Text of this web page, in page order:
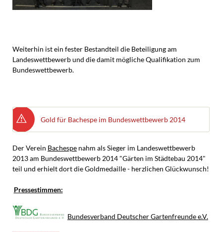
Weiterhin ist ein fester Bestandteil die Beteiligung am
Landeswettbewerb und die damit mögliche Qualifikation zum
Bundeswettbewerb.
Gold für Bachespe im Bundeswettbewerb 2014
Der Verein Bachespenahm als Sieger im Landeswettbewerb
2013 am Bundeswettbewerb 2014 "Gärten im Städtebau 2014"
teil und erhielt dort die Goldmedaille - herzlichen Glückwunsch!
Pressestimmen:
Bundesverband Deutscher Gartenfreunde e.V.